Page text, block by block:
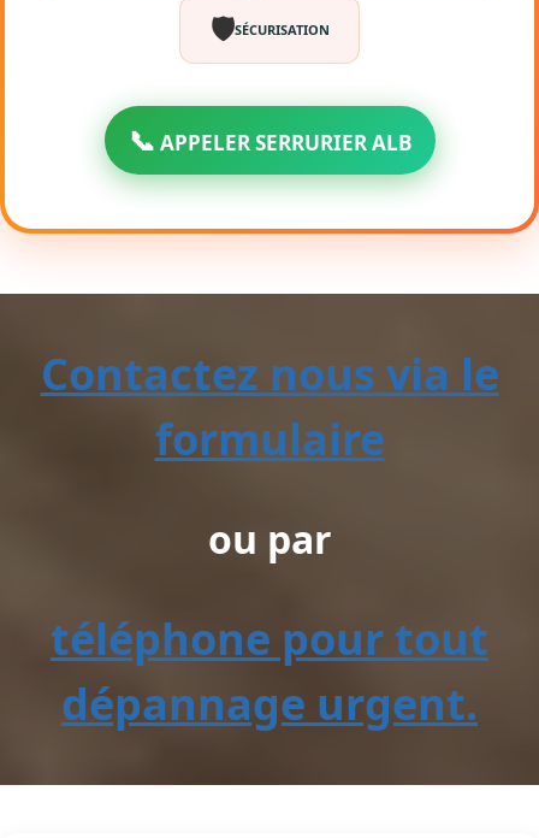
🛡️SÉCURISATION
📞 APPELER SERRURIER ALB
Contactez nous via le
formulaire
ou par
téléphone pour tout
dépannage urgent.